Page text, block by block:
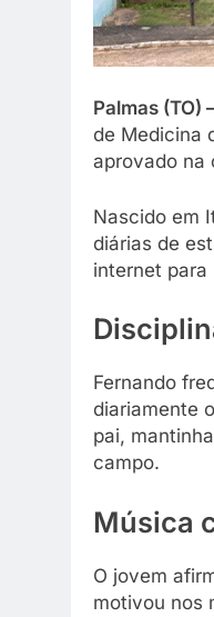
Palmas (TO)
de Medicina
aprovado na
Nascido em
diárias de
internet para
Fernando
diariamente
pai,
campo.
Música
O jovem
motivou nos